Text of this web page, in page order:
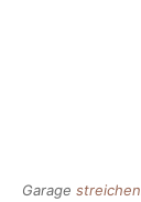
Garage streichen